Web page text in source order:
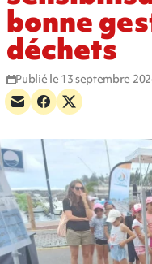
bonne
déchets
Publié le 13 septembre